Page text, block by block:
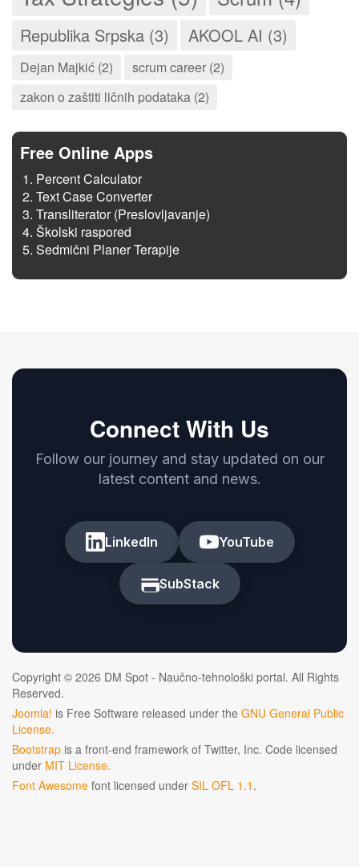
Republika Srpska (3) AKOOL AI (3)
Dejan Majkić (2)
scrum career (2)
zakon o zaštiti ličnih podataka (2)
Free Online Apps
Percent Calculator
Text Case Converter
Transliterator (Preslovljavanje)
Školski raspored
Sedmični Planer Terapije
Connect With Us
Follow our journey and stay updated on our
latest content and news.
LinkedIn YouTube
SubStack
Copyright © 2026 DM Spot - Naučno-tehnološki portal. All Rights
Reserved.
Joomla! is Free Software released under the GNU General Public
License.
Bootstrap is a front-end framework of Twitter, Inc. Code licensed
under MIT License.
Font Awesome font licensed under SIL OFL 1.1 .